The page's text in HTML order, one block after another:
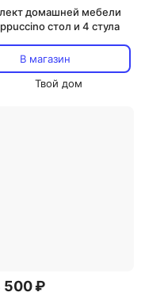
домашней мебели
стол и 4 стула
В магазин
Твой дом
500 ₽